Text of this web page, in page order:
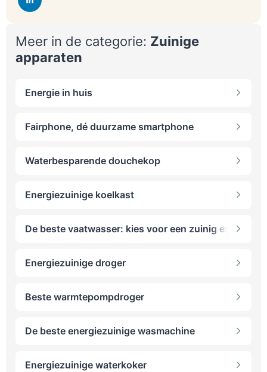
Meer in de categorie: Zuinige
apparaten
Energie in huis
Fairphone, dé duurzame smartphone
Waterbesparende douchekop
Energiezuinige koelkast
De beste vaatwasser: kies voor een zuinig exemplaar
Energiezuinige droger
Beste warmtepompdroger
De beste energiezuinige wasmachine
Energiezuinige waterkoker